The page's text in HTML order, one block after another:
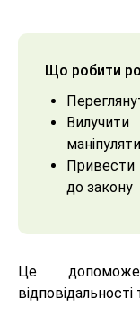
Що робити
Привести
до закону
Це допоможе